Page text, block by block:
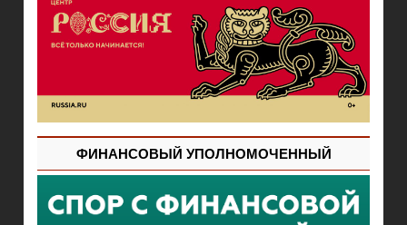
ФИНАНСОВЫЙ УПОЛНОМОЧЕННЫЙ